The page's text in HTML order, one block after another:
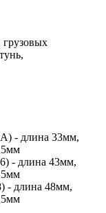
- длина 33мм,
- длина 43мм,
- длина 48мм,